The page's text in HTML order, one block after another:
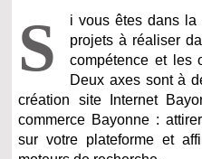
S
i vous êtes dans la
projets à réaliser
compétence et les
Deux axes sont à
création site Internet
commerce Bayonne :
sur votre plateforme et